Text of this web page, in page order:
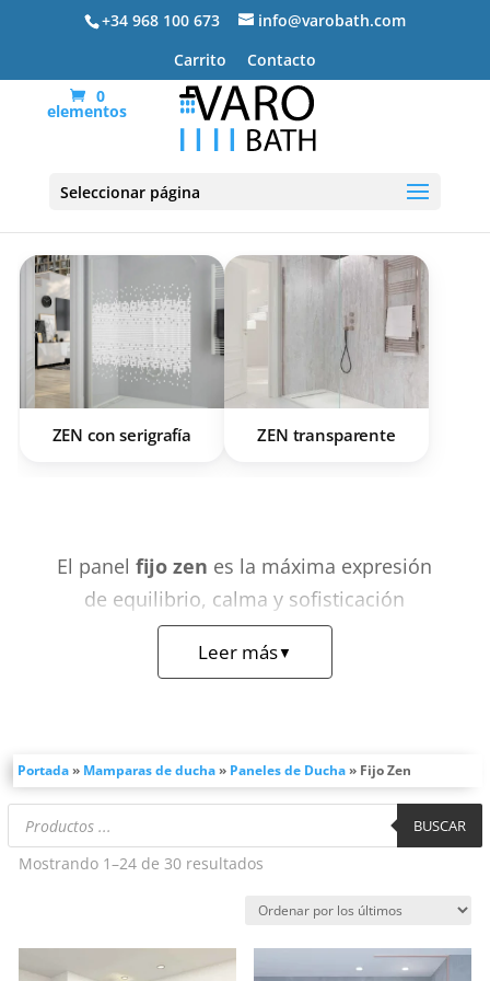
+34 968 100 673
info@varobath.com
Carrito
Contacto
0
elementos
Seleccionar páginaFijo Zen
ZEN con serigrafía ZEN transparente
El panelfijo zen es la máxima expresión
de equilibrio, calma y sofisticación
japonesa adaptada a los conceptos de
ducha abiertos owalk-in. Por este motivo,
el baño en un auténtico templo de
relajación y bienestar. En VAROBATH
fabricamos esta mampara fija
completamente a medida para integrarse
tu espacio de aseo. Por lo tanto, lograrás
una zona de aguas sumamente diáfana,
Leer más▼
Portada» Mamparas de ducha» Paneles de Ducha» Fijo Zen
Búsqueda
de
productos
BUSCAR
Mostrando 1–24 de 30 resultadosOrdenado